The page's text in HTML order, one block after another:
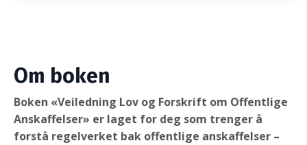
Om boken
Boken «Veiledning Lov og Forskrift om Offentlige
Anskaffelser» er laget for deg som trenger å
forstå regelverket bak offentlige anskaffelser –